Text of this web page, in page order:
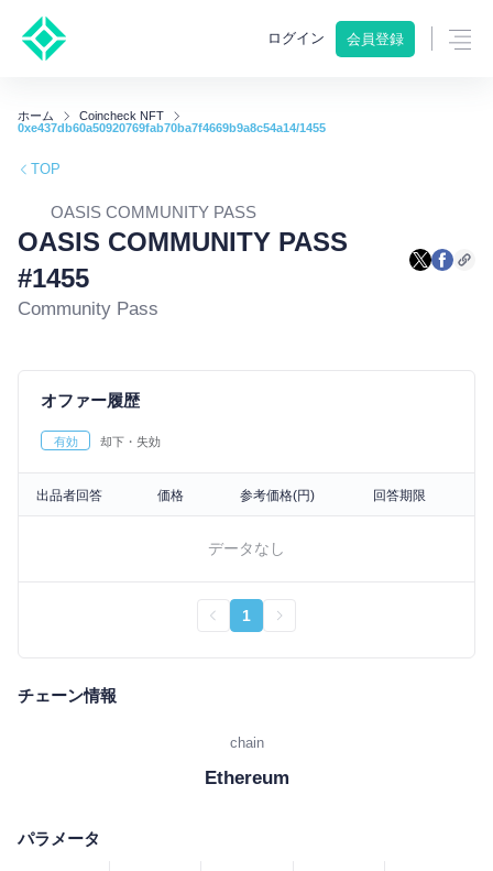
ログイン 会員登録
ホーム
Coincheck NFT
0xe437db60a50920769fab70ba7f4669b9a8c54a14/1455
TOP
OASIS COMMUNITY PASS
OASIS COMMUNITY PASS
#1455
Community Pass
オファー履歴
有効 却下・失効
出品者回答 価格 参考価格(円) 回答期限
データなし
1
チェーン情報
chain
Ethereum
パラメータ